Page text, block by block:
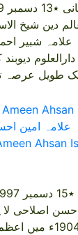
دین شیخ
علامہ امین
Ahsan
اصلاحی
علامہ امین احسن